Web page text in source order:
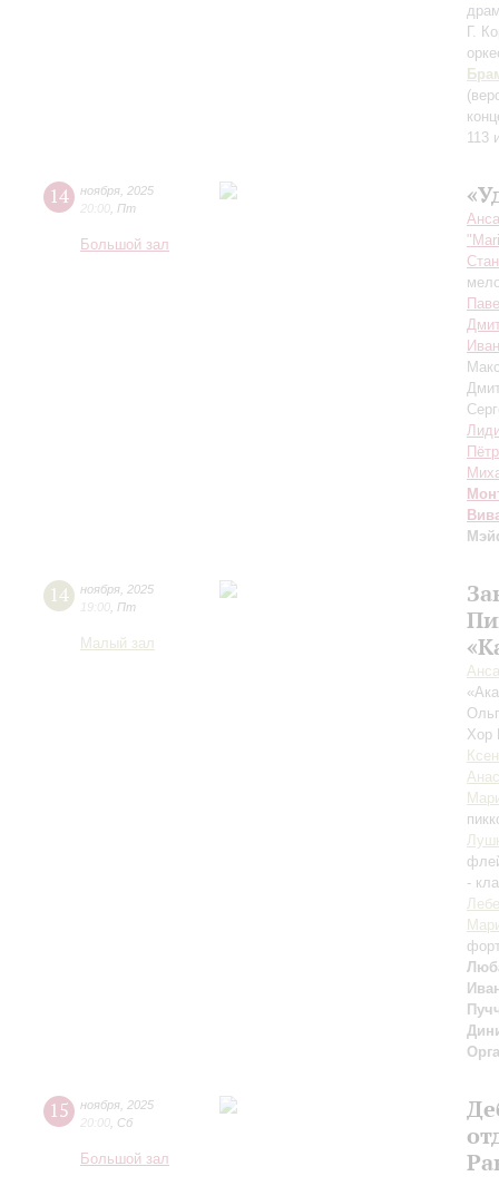
Г.
113
14 ноября 2025
20:00 Пт
Большой зал
14 ноября 2025
19:00 Пт
Малый зал
Хор
-
15 ноября 2025
20:00 Сб
Большой зал